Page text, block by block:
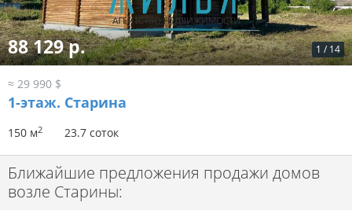
1 / 14
88 129 р.
≈ 29 990 $
1-этаж. Старина
150 м2 23.7 соток
Ближайшие предложения продажи домов
возле Старины: